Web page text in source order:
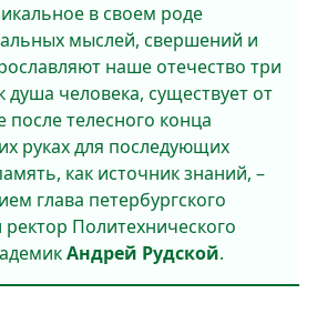
в своем роде
мыслей, свершений и
наше отечество три
душа человека, существует от
телесного конца
руках для последующих
как источник знаний, –
глава петербургского
Политехнического
Андрей Рудской.